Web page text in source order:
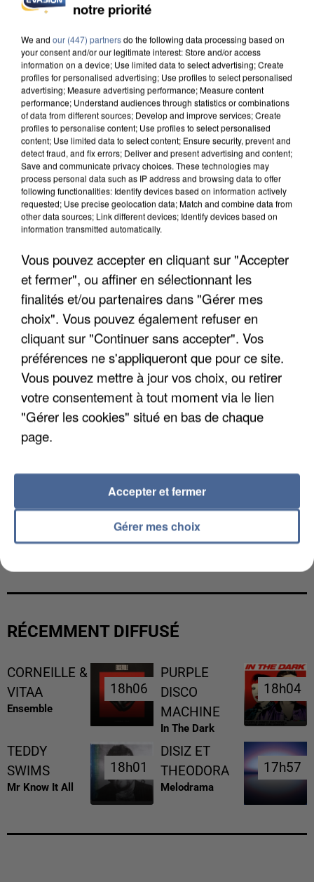
DE SOLIDARITÉ AVEC LES...
APRÈS TOUTES CES CANICULES, LES REFUGES
DE FAUNE SAUVAGE SONT...
L’UN DES FONDATEURS SUPPOSÉS DE LA DZ
RÉCEMMENT DIFFUSÉ
CORNEILLE &
VITAA
Ensemble
18h06
18h06
PURPLE
DISCO
MACHINE
In The Dark
18h04
18h04
TEDDY
SWIMS
Mr Know It All
18h01
18h01
DISIZ ET
THEODORA
Melodrama
17h57
17h57
notre priorité
We and our (447) partnersdo the following data processing based on
your consent and/or our legitimate interest: Store and/or access
information on a device; Use limited data to select advertising; Create
profiles for personalised advertising; Use profiles to select personalised
advertising; Measure advertising performance; Measure content
performance; Understand audiences through statistics or combinations
of data from different sources; Develop and improve services; Create
profiles to personalise content; Use profiles to select personalised
content; Use limited data to select content; Ensure security, prevent and
detect fraud, and fix errors; Deliver and present advertising and content;
Save and communicate privacy choices. These technologies may
process personal data such as IP address and browsing data to offer
following functionalities: Identify devices based on information actively
requested; Use precise geolocation data; Match and combine data from
other data sources; Link different devices; Identify devices based on
information transmitted automatically.
Vous pouvez accepter en cliquant sur "Accepter
et fermer", ou affiner en sélectionnant les
finalités et/ou partenaires dans "Gérer mes
choix". Vous pouvez également refuser en
cliquant sur "Continuer sans accepter". Vos
préférences ne s'appliqueront que pour ce site.
Vous pouvez mettre à jour vos choix, ou retirer
votre consentement à tout moment via le lien
"Gérer les cookies" situé en bas de chaque
page.
Gérer mes choix
Accepter et fermer